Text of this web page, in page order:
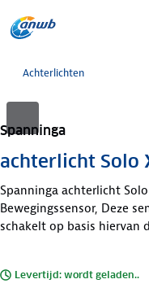
Achterlichten
Spanninga
achterlicht Solo
Spanninga achterlicht
Bewegingssensor, Deze
schakelt op basis hiervan
Levertijd: wordt geladen..